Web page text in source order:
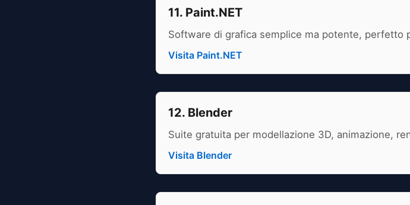
11. Paint.NET
Software di grafica semplice ma potente, perfetto
Visita Paint.NET
12. Blender
Suite gratuita per modellazione 3D, animazione,
Visita Blender